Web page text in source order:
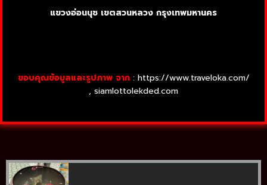
แขวงอ่อนนุช เขตสวนหลวง กรุงเทพมหานคร
ขอบคุณข้อมูลและรูปภาพ จาก: https://www.traveloka.com/
, siamlottolekded.com